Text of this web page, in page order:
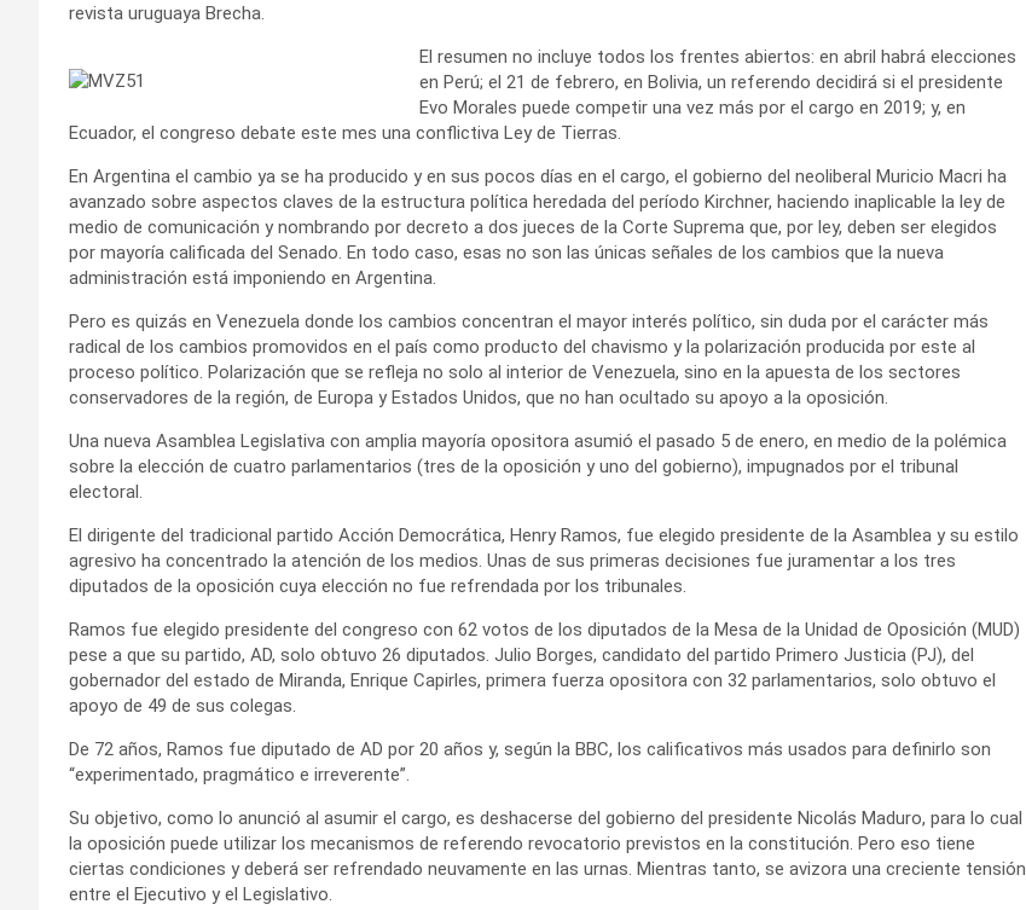
revista uruguaya Brecha.
El resumen no incluye todos los frentes abiertos: en abril habrá elecciones
en Perú; el 21 de febrero, en Bolivia, un referendo decidirá si el presidente
Evo Morales puede competir una vez más por el cargo en 2019; y, en
Ecuador, el congreso debate este mes una conflictiva Ley de Tierras.
En Argentina el cambio ya se ha producido y en sus pocos días en el cargo, el gobierno del neoliberal Muricio Macri ha
avanzado sobre aspectos claves de la estructura política heredada del período Kirchner, haciendo inaplicable la ley de
medio de comunicación y nombrando por decreto a dos jueces de la Corte Suprema que, por ley, deben ser elegidos
por mayoría calificada del Senado. En todo caso, esas no son las únicas señales de los cambios que la nueva
administración está imponiendo en Argentina.
Pero es quizás en Venezuela donde los cambios concentran el mayor interés político, sin duda por el carácter más
radical de los cambios promovidos en el país como producto del chavismo y la polarización producida por este al
proceso político. Polarización que se refleja no solo al interior de Venezuela, sino en la apuesta de los sectores
conservadores de la región, de Europa y Estados Unidos, que no han ocultado su apoyo a la oposición.
Una nueva Asamblea Legislativa con amplia mayoría opositora asumió el pasado 5 de enero, en medio de la polémica
sobre la elección de cuatro parlamentarios (tres de la oposición y uno del gobierno), impugnados por el tribunal
electoral.
El dirigente del tradicional partido Acción Democrática, Henry Ramos, fue elegido presidente de la Asamblea y su estilo
agresivo ha concentrado la atención de los medios. Unas de sus primeras decisiones fue juramentar a los tres
diputados de la oposición cuya elección no fue refrendada por los tribunales.
Ramos fue elegido presidente del congreso con 62 votos de los diputados de la Mesa de la Unidad de Oposición (MUD)
pese a que su partido, AD, solo obtuvo 26 diputados. Julio Borges, candidato del partido Primero Justicia (PJ), del
gobernador del estado de Miranda, Enrique Capirles, primera fuerza opositora con 32 parlamentarios, solo obtuvo el
apoyo de 49 de sus colegas.
De 72 años, Ramos fue diputado de AD por 20 años y, según la BBC, los calificativos más usados para definirlo son
“experimentado, pragmático e irreverente”.
Su objetivo, como lo anunció al asumir el cargo, es deshacerse del gobierno del presidente Nicolás Maduro, para lo cual
la oposición puede utilizar los mecanismos de referendo revocatorio previstos en la constitución. Pero eso tiene
ciertas condiciones y deberá ser refrendado neuvamente en las urnas. Mientras tanto, se avizora una creciente tensión
entre el Ejecutivo y el Legislativo.